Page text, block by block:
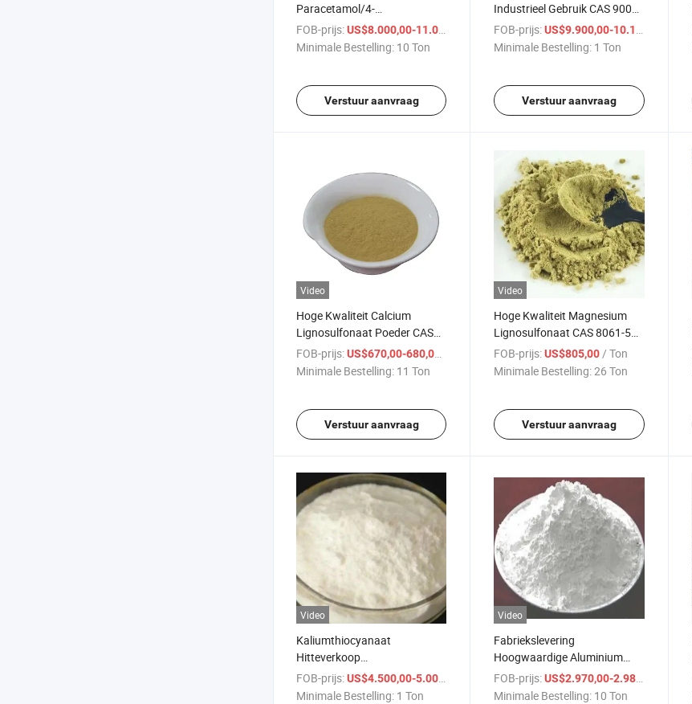
Paracetamol/4-
Acetamidophenol CAS 103-
90-2
FOB-prijs:US$8.000,00-11.000,00
Minimale Bestelling: 10 Ton
Verstuur aanvraag
Industrieel Gebruik CAS 9000-
71-9
FOB-prijs: US$9.900,00-10.100,00
Minimale Bestelling: 1 Ton
Verstuur aanvraag
Video
Hoge Kwaliteit Calcium
Lignosulfonaat Poeder CAS
8061-52-7
FOB-prijs:US$670,00-680,00
Minimale Bestelling: 11 Ton
Verstuur aanvraag
Video
Hoge Kwaliteit Magnesium
Lignosulfonaat CAS 8061-54-
9
FOB-prijs: US$805,00/ Ton
Minimale Bestelling:26 Ton
Verstuur aanvraag
Video
Kaliumthiocyanaat
Hitteverkoop
Kaliumthiocyanaat CAS 333-
20-0
FOB-prijs:US$4.500,00-5.000,00
Minimale Bestelling: 1 Ton
Video
Fabriekslevering
Hoogwaardige Aluminium
Stearaat Poeder met
Concurrentiële Prijs
FOB-prijs: US$2.970,00-2.980,00
Minimale Bestelling: 10 Ton